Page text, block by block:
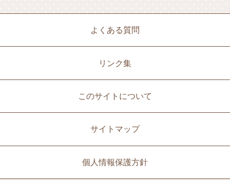
よくある質問
リンク集
このサイトについて
サイトマップ
個人情報保護方針